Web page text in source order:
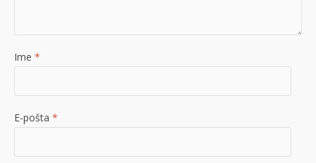
Ime *
E-pošta *